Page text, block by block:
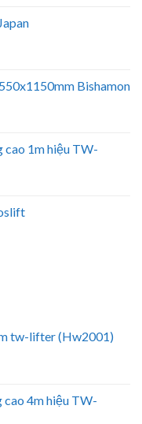
Bishamon
cao 1m hiệu TW-
tw-lifter (Hw2001)
cao 4m hiệu TW-